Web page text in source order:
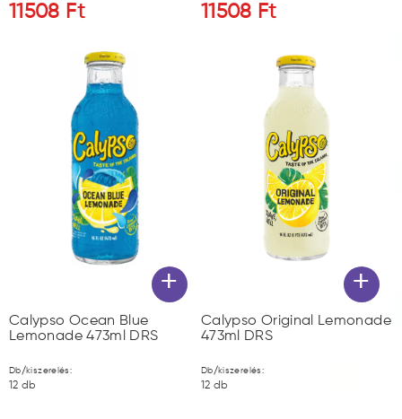
11508 Ft 11508 Ft
+
Calypso Ocean Blue
Lemonade 473ml DRS
Db/kiszerelés:
12 db
+
Calypso Original Lemonade
473ml DRS
Db/kiszerelés:
12 db